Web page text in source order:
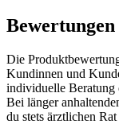
Bewertungen
Die
Kundinnen und
individuelle Beratung
Bei länger
du stets ärztlichen